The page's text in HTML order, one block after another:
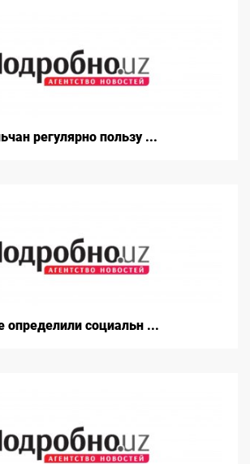
регулярно пользу ...
определили социальн ...